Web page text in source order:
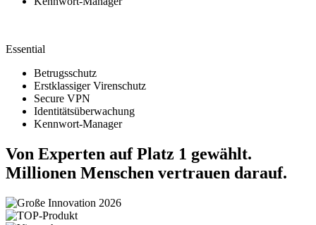
Essential
Betrugsschutz
Erstklassiger Virenschutz
Secure VPN
Identitätsüberwachung
Kennwort-Manager
Von Experten auf Platz 1 gewählt.
Millionen Menschen vertrauen darauf.